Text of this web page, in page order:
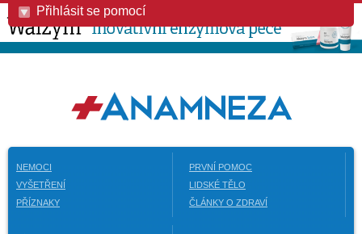
Přihlásit se pomocí
NEMOCI
VYŠETŘENÍ
PŘÍZNAKY
PRVNÍ POMOC
LIDSKÉ TĚLO
ČLÁNKY O ZDRAVÍ